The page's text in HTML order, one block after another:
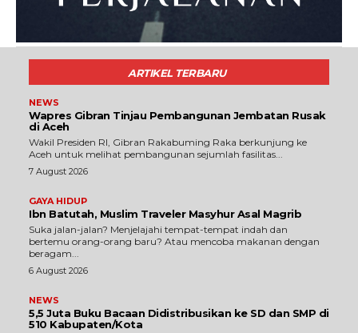
ARTIKEL TERBARU
NEWS
Wapres Gibran Tinjau Pembangunan Jembatan Rusak
di Aceh
Wakil Presiden RI, Gibran Rakabuming Raka berkunjung ke
Aceh untuk melihat pembangunan sejumlah fasilitas...
7 August 2026
GAYA HIDUP
Ibn Batutah, Muslim Traveler Masyhur Asal Magrib
Suka jalan-jalan? Menjelajahi tempat-tempat indah dan
bertemu orang-orang baru? Atau mencoba makanan dengan
beragam...
6 August 2026
NEWS
5,5 Juta Buku Bacaan Didistribusikan ke SD dan SMP di
510 Kabupaten/Kota